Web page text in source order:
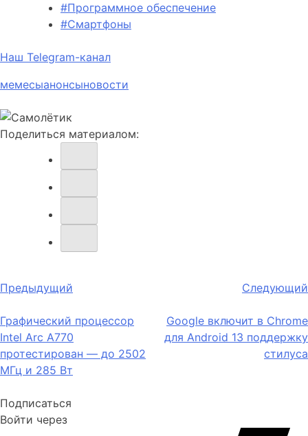
#Программное обеспечение
#Смартфоны
Наш Telegram-канал
мемесыанонсыновости
Поделиться материалом:
Навигация
записям
Предыдущий
Графический процессор
Intel Arc A770
протестирован — до 2502
МГц и 285 Вт
Следующий
Google включит в Chrome
для Android 13 поддержку
стилуса
Подписаться
Войти через